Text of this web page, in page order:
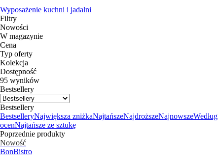
Wyposażenie kuchni i jadalni
Filtry
Nowości
W magazynie
Cena
Typ oferty
Kolekcja
Dostępność
95 wyników
Bestsellery
Bestsellery
BestselleryNajwiększa zniżkaNajtańszeNajdroższeNajnowszeWedług
ocenNajtańsze ze sztukę
Poprzednie produkty
Nowość
BonBistro